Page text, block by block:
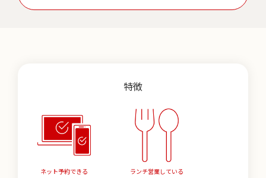
特徴
ネット予約できる ランチ営業している